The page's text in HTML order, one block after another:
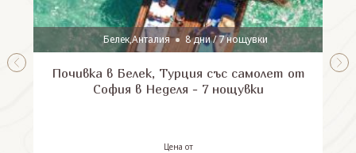
Белек,Анталия 8 дни / 7 нощувки
Почивка в Белек, Турция със самолет от
София в Неделя - 7 нощувки
Цена от